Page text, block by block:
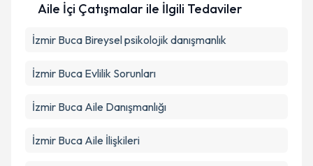
Aile İçi Çatışmalar ile İlgili Tedaviler
İzmir Buca Bireysel psikolojik danışmanlık
İzmir Buca Evlilik Sorunları
İzmir Buca Aile Danışmanlığı
İzmir Buca Aile İlişkileri